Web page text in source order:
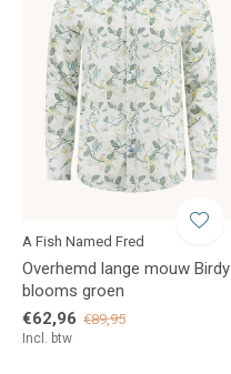
A Fish Named Fred
Overhemd lange mouw Birdy
blooms groen
€62,96 €89,95
Incl. btw